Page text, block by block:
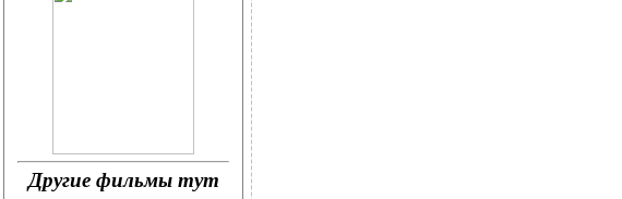
Другие фильмы тут